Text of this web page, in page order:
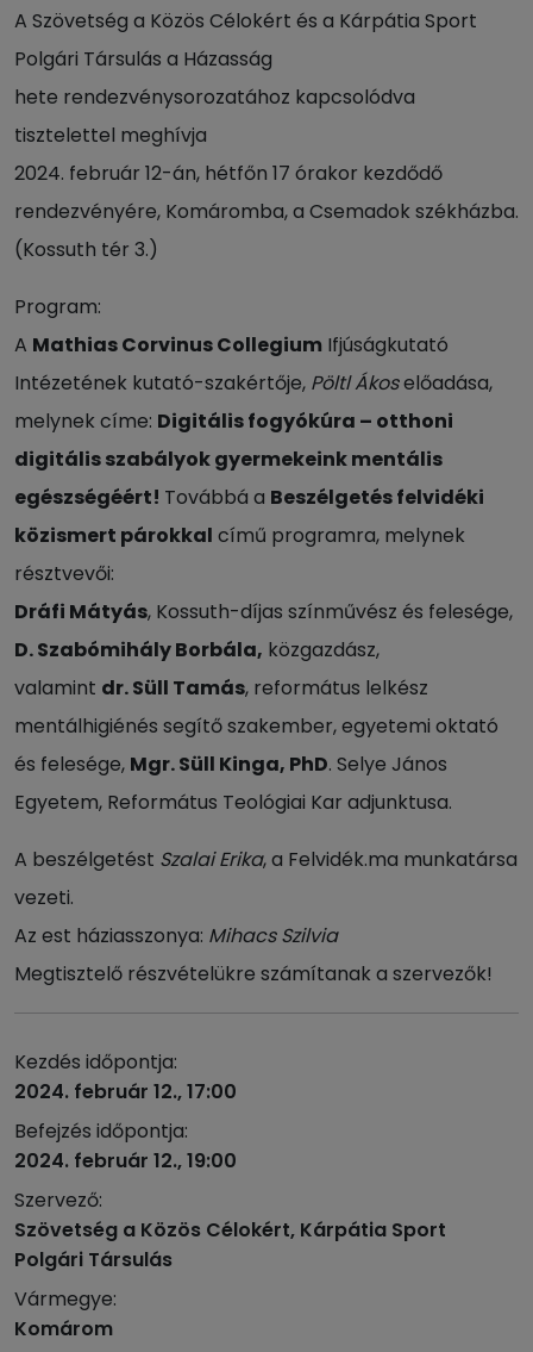
A Szövetség a Közös Célokért és a Kárpátia Sport
Polgári Társulás a Házasság
hete rendezvénysorozatához kapcsolódva
tisztelettel meghívja
2024. február 12-án, hétfőn 17 órakor kezdődő
rendezvényére, Komáromba, a Csemadok székházba.
(Kossuth tér 3.)
Program:
A Mathias Corvinus Collegium Ifjúságkutató
Intézetének kutató-szakértője, Pöltl Ákoselőadása,
melynek címe: Digitális fogyókúra – otthoni
digitális szabályok gyermekeink mentális
egészségéért! Továbbá a Beszélgetés felvidéki
közismert párokkal című programra, melynek
résztvevői:
Dráfi Mátyás, Kossuth-díjas színművész és felesége,
D. Szabómihály Borbála, közgazdász,
valamint dr. Süll Tamás, református lelkész
mentálhigiénés segítő szakember, egyetemi oktató
és felesége, Mgr. Süll Kinga, PhD. Selye János
Egyetem, Református Teológiai Kar adjunktusa.
A beszélgetést Szalai Erika, a Felvidék.ma munkatársa
vezeti.
Az est háziasszonya: Mihacs Szilvia
Megtisztelő részvételükre számítanak a szervezők!
Kezdés időpontja:
2024. február 12., 17:00
Befejzés időpontja:
2024. február 12., 19:00
Szervező:
Szövetség a Közös Célokért, Kárpátia Sport
Polgári Társulás
Vármegye:
Komárom